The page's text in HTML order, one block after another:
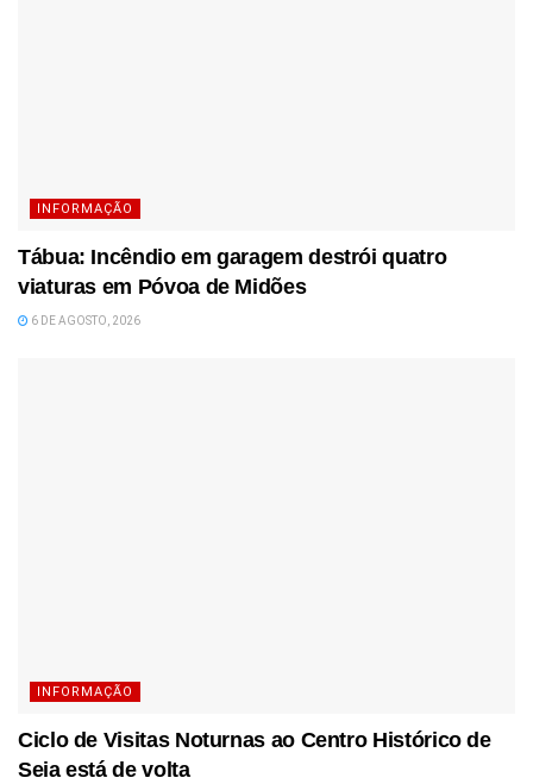
INFORMAÇÃO
Tábua: Incêndio em garagem destrói quatro
viaturas em Póvoa de Midões
6 DE AGOSTO, 2026
INFORMAÇÃO
Ciclo de Visitas Noturnas ao Centro Histórico de
Seia está de volta